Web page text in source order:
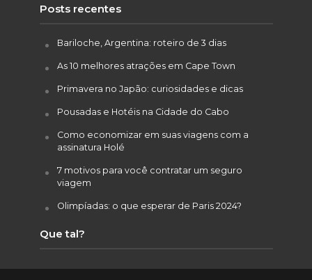
Posts recentes
Bariloche, Argentina: roteiro de 3 dias
As 10 melhores atrações em Cape Town
Primavera no Japão: curiosidades e dicas
Pousadas e Hotéis na Cidade do Cabo
Como economizar em suas viagens com a
assinatura Holé
7 motivos para você contratar um seguro
viagem
Olimpíadas: o que esperar de Paris 2024?
Que tal?